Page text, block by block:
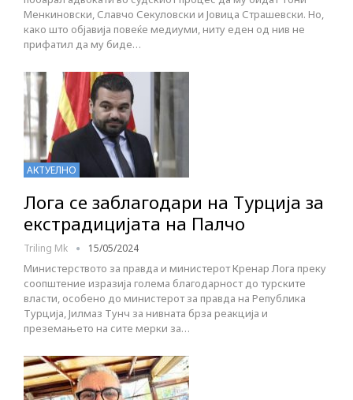
Менкиновски, Славчо Секуловски и Јовица Страшевски. Но,
како што објавија повеќе медиуми, ниту еден од нив не
прифатил да му биде…
АКТУЕЛНО
Лога се заблагодари на Турција за
екстрадицијата на Палчо
Triling Mk 15/05/2024
Министерството за правда и министерот Кренар Лога преку
соопштение изразија голема благодарност до турските
власти, особено до министерот за правда на Република
Турција, Јилмаз Тунч за нивната брза реакција и
преземањето на сите мерки за…